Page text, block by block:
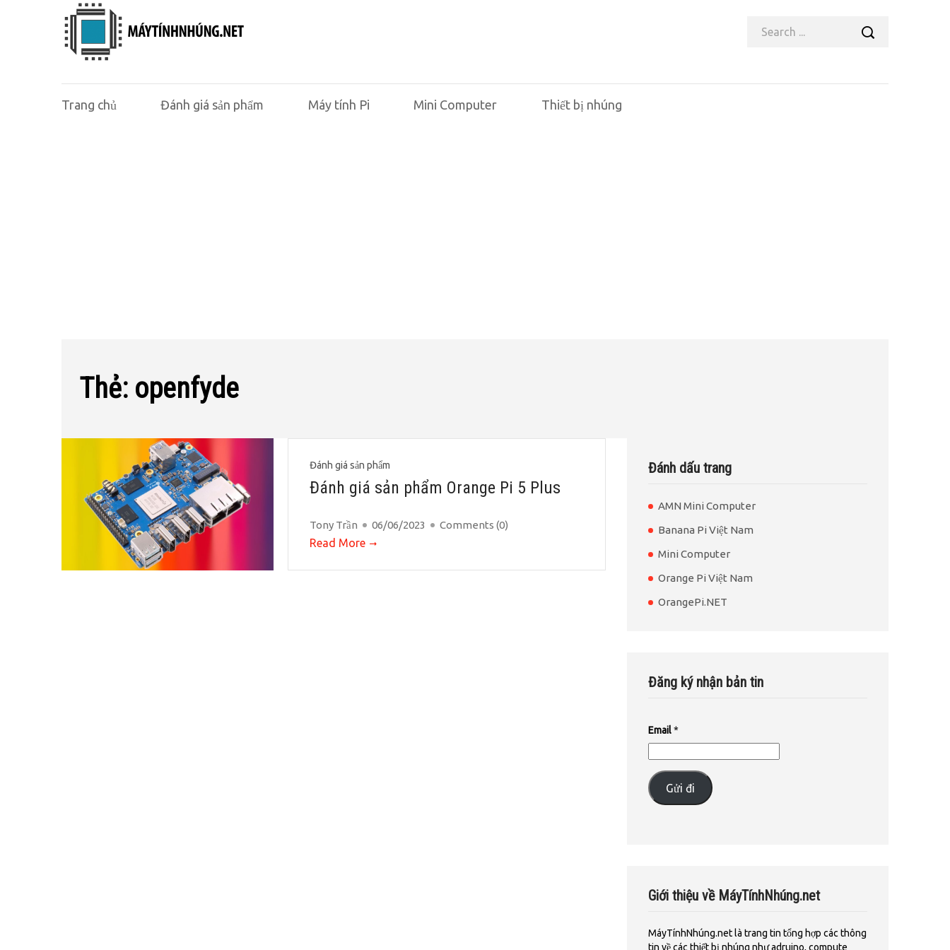
Trang chủ Đánh giá sản phẩm Máy tính Pi Mini Computer Thiết bị nhúng
Thẻ: openfyde
Đánh giá sản phẩm
Đánh giá sản phẩm Orange Pi 5 Plus
Tony Trần 06/06/2023 Comments (0)
Read More
Đánh dấu trang
AMN Mini Computer
Banana Pi Việt Nam
Mini Computer
Orange Pi Việt Nam
OrangePi.NET
Đăng ký nhận bản tin
Email*
Gửi đi
Giới thiệu về MáyTínhNhúng.net
MáyTínhNhúng.net là trang tin tổng hợp các thông
tin về các thiết bị nhúng như adruino, compute